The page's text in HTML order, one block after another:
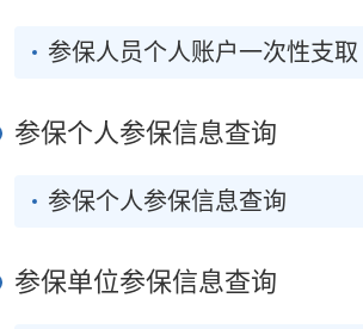
参保人员个人账户一次性支取
参保个人参保信息查询
参保个人参保信息查询
参保单位参保信息查询